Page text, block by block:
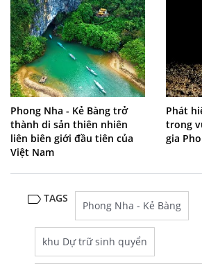
Phong Nha - Kẻ Bàng trở
thành di sản thiên nhiên
liên biên giới đầu tiên của
Việt Nam
Phát
trong
gia
TAGS
Phong Nha - Kẻ Bàng
khu Dự trữ sinh quyển